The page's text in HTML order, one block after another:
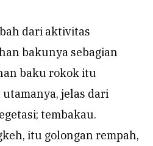
dari aktivitas
bakunya sebagian
baku rokok itu
jelas dari
tembakau.
itu golongan rempah,